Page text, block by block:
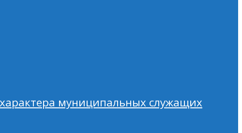
муниципальных служащих